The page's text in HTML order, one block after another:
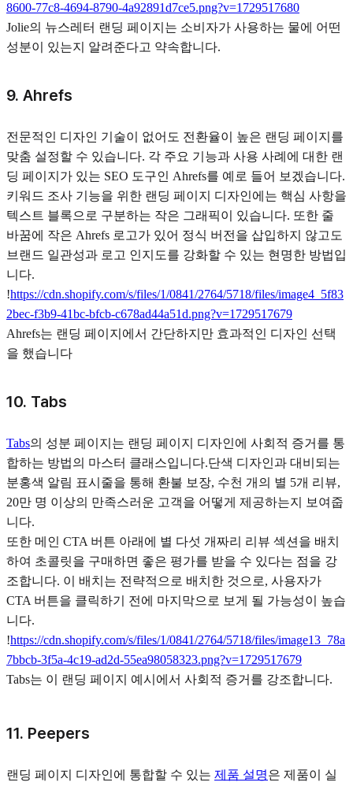
8600-77c8-4694-8790-4a92891d7ce5.png?v=1729517680
Jolie의 뉴스레터 랜딩 페이지는 소비자가 사용하는 물에 어떤
성분이 있는지 알려준다고 약속합니다.
9. Ahrefs
전문적인 디자인 기술이 없어도 전환율이 높은 랜딩 페이지를
맞춤 설정할 수 있습니다. 각 주요 기능과 사용 사례에 대한 랜
딩 페이지가 있는 SEO 도구인 Ahrefs를 예로 들어 보겠습니다.
키워드 조사 기능을 위한 랜딩 페이지 디자인에는 핵심 사항을
텍스트 블록으로 구분하는 작은 그래픽이 있습니다. 또한 줄
바꿈에 작은 Ahrefs 로고가 있어 정식 버전을 삽입하지 않고도
브랜드 일관성과 로고 인지도를 강화할 수 있는 현명한 방법입
니다.
!https://cdn.shopify.com/s/files/1/0841/2764/5718/files/image4_5f83
2bec-f3b9-41bc-bfcb-c678ad44a51d.png?v=1729517679
Ahrefs는 랜딩 페이지에서 간단하지만 효과적인 디자인 선택
을 했습니다
10. Tabs
Tabs의 성분 페이지는 랜딩 페이지 디자인에 사회적 증거를 통
합하는 방법의 마스터 클래스입니다.단색 디자인과 대비되는
분홍색 알림 표시줄을 통해 환불 보장, 수천 개의 별 5개 리뷰,
20만 명 이상의 만족스러운 고객을 어떻게 제공하는지 보여줍
니다.
또한 메인 CTA 버튼 아래에 별 다섯 개짜리 리뷰 섹션을 배치
하여 초콜릿을 구매하면 좋은 평가를 받을 수 있다는 점을 강
조합니다. 이 배치는 전략적으로 배치한 것으로, 사용자가
CTA 버튼을 클릭하기 전에 마지막으로 보게 될 가능성이 높습
니다.
!https://cdn.shopify.com/s/files/1/0841/2764/5718/files/image13_78a
7bbcb-3f5a-4c19-ad2d-55ea98058323.png?v=1729517679
Tabs는 이 랜딩 페이지 예시에서 사회적 증거를 강조합니다.
11. Peepers
랜딩 페이지 디자인에 통합할 수 있는 제품 설명은 제품이 실